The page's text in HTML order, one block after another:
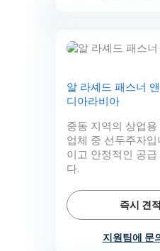
알 라셰드 패스너
디아라비아
중동 지역의 상업
업체 중 선두주자
이고 안정적인 공
다.
즉시 견
지원팀에 문